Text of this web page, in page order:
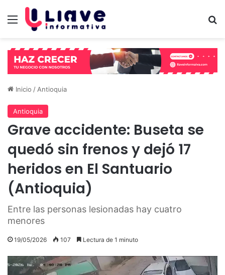
Menú
Inicio / Antioquia
Antioquia
Grave accidente: Buseta se
quedó sin frenos y dejó 17
heridos en El Santuario
(Antioquia)
Entre las personas lesionadas hay cuatro
menores
19/05/2026 107 Lectura de 1 minuto